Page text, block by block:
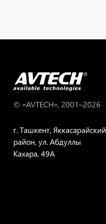
© «AVTECH», 2001–2026
г. Ташкент, Яккасарайский
район, ул. Абдуллы
Кахара, 49A